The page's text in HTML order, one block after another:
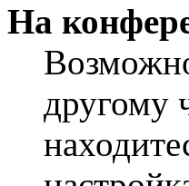
На
другому